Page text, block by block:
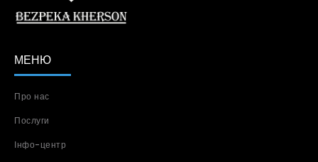
МЕНЮ
Про нас
Послуги
Інфо-центр